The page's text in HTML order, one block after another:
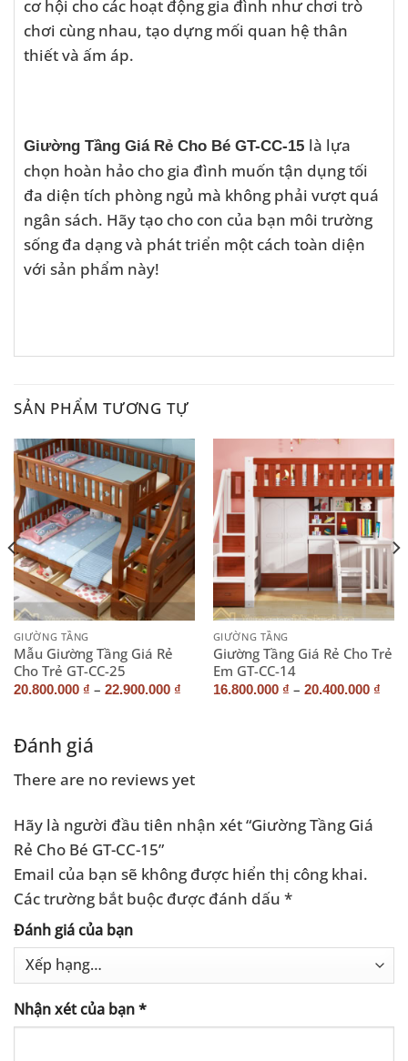
cơ hội cho các hoạt động gia đình như chơi trò
chơi cùng nhau, tạo dựng mối quan hệ thân
thiết và ấm áp.
Giường Tầng Giá Rẻ Cho Bé GT-CC-15 là lựa
chọn hoàn hảo cho gia đình muốn tận dụng tối
đa diện tích phòng ngủ mà không phải vượt quá
ngân sách. Hãy tạo cho con của bạn môi trường
sống đa dạng và phát triển một cách toàn diện
với sản phẩm này!
SẢN PHẨM TƯƠNG TỰ
GIƯỜNG TẦNG
Mẫu Giường Tầng Giá Rẻ
Cho Trẻ GT-CC-25
20.800.000 ₫ – 22.900.000 ₫
GIƯỜNG TẦNG
Giường Tầng Giá Rẻ Cho Trẻ
Em GT-CC-14
16.800.000 ₫ – 20.400.000 ₫
Đánh giá
There are no reviews yet
Hãy là người đầu tiên nhận xét “Giường Tầng Giá
Rẻ Cho Bé GT-CC-15”
Email của bạn sẽ không được hiển thị công khai.
Các trường bắt buộc được đánh dấu *
Đánh giá của bạn
Nhận xét của bạn*